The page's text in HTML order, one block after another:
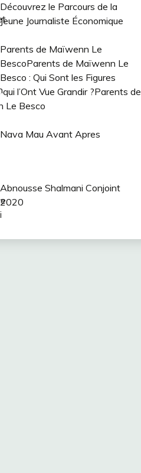
Découvrez le Parcours de la
Jeune Journaliste Économique
Parents de Maïwenn Le
BescoParents de Maïwenn Le
Besco : Qui Sont les Figures
l’Ont Vue Grandir ?Parents de
Le Besco
Nava Mau Avant Apres
Abnousse Shalmani Conjoint
2020